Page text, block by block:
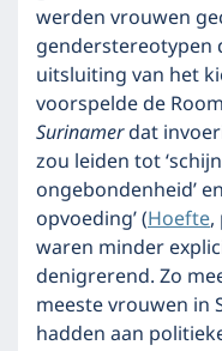
werden vrouwen
genderstereotypen
uitsluiting van het
voorspelde de
Surinamerdat
zou leiden tot
ongebondenheid’
opvoeding’ (Hoefte,
waren minder
denigrerend. Zo
meeste vrouwen in
hadden aan